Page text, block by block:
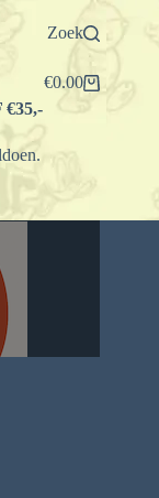
Zoek
Winkelwagen
€0.00